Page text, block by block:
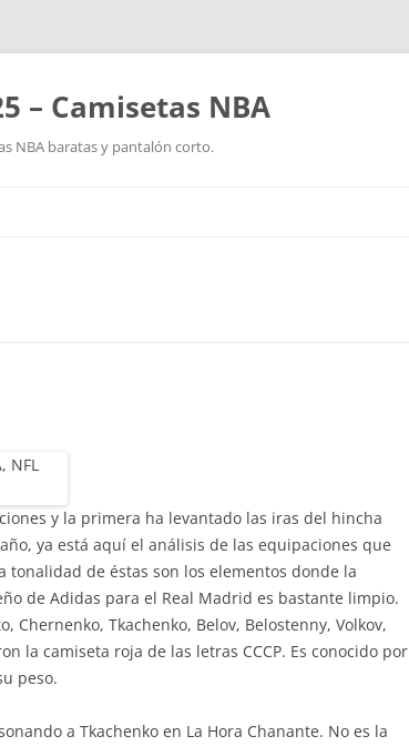
– Camisetas NBA
NBA baratas y pantalón corto.
y la primera ha levantado las iras del hincha
ya está aquí el análisis de las equipaciones que
tonalidad de éstas son los elementos donde la
de Adidas para el Real Madrid es bastante limpio.
Chernenko, Tkachenko, Belov, Belostenny, Volkov,
la camiseta roja de las letras CCCP. Es conocido por
peso.
a Tkachenko en La Hora Chanante. No es la